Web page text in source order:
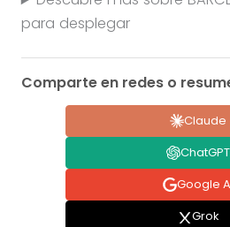
para desplegar
Comparte en redes o
Claude
ChatGPT
Google
Grok